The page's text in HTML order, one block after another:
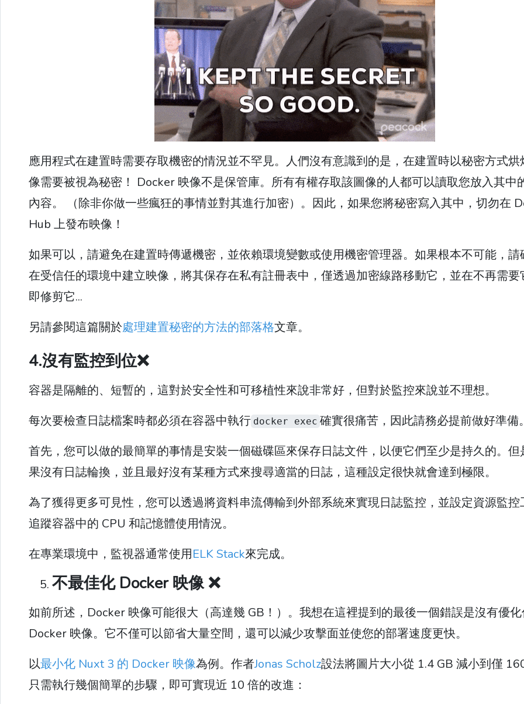
應用程式在建置時需要存取機密的情況並不罕見。人們沒有意識到的是，在建置時以秘密方式烘
像需要被視為秘密！ Docker 映像不是保管庫。所有有權存取該圖像的人都可以讀取您放入其中
內容。 （除非你做一些瘋狂的事情並對其進行加密）。因此，如果您將秘密寫入其中，切勿在
Hub 上發布映像！
如果可以，請避免在建置時傳遞機密，並依賴環境變數或使用機密管理器。如果根本不可能，請
在受信任的環境中建立映像，將其保存在私有註冊表中，僅透過加密線路移動它，並在不再需要
即修剪它...
另請參閱這篇關於處理建置秘密的方法的部落格文章。
4.沒有監控到位❌
容器是隔離的、短暫的，這對於安全性和可移植性來說非常好，但對於監控來說並不理想。
每次要檢查日誌檔案時都必須在容器中執行 docker exec 確實很痛苦，因此請務必提前做好準備
首先，您可以做的最簡單的事情是安裝一個磁碟區來保存日誌文件，以便它們至少是持久的。但
果沒有日誌輪換，並且最好沒有某種方式來搜尋適當的日誌，這種設定很快就會達到極限。
為了獲得更多可見性，您可以透過將資料串流傳輸到外部系統來實現日誌監控，並設定資源監控
追蹤容器中的 CPU 和記憶體使用情況。
在專業環境中，監視器通常使用ELK Stack來完成。
不最佳化 Docker 映像 ❌
如前所述，Docker 映像可能很大（高達幾 GB！）。我想在這裡提到的最後一個錯誤是沒有優
Docker 映像。它不僅可以節省大量空間，還可以減少攻擊面並使您的部署速度更快。
以最小化 Nuxt 3 的 Docker 映像為例。作者Jonas Scholz設法將圖片大小從 1.4 GB 減小到僅
只需執行幾個簡單的步驟，即可實現近 10 倍的改進：